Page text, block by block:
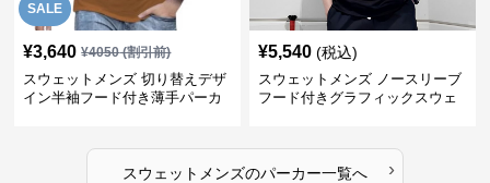
SALE
¥3,640 ¥4050(割引前)
スウェットメンズ 切り替えデザ
イン半袖フード付き薄手パーカ
¥5,540 (税込)
スウェットメンズ ノースリーブ
フード付きグラフィックスウェ
スウェットメンズのパーカー一覧へ ›